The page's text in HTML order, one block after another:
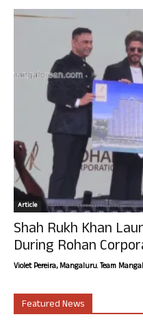
Article
Shah Rukh Khan
During Rohan
Violet Pereira, Mangaluru. Team
Featured News